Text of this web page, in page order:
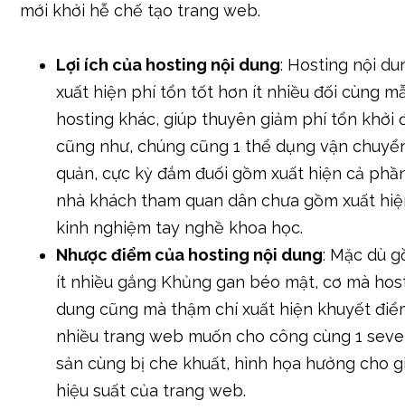
mới khởi hễ chế tạo trang web.
Lợi ích của hosting nội dung: Hosting nội
xuất hiện phí tổn tốt hơn ít nhiều đối cùng
hosting khác, giúp thuyên giảm phí tổn khởi
cũng như, chúng cũng 1 thể dụng vận
quản, cực kỳ đắm đuối gồm xuất hiện cả
nhà khách tham quan dân chưa gồm xuất
kinh nghiệm tay nghề khoa học.
Nhược điểm của hosting nội dung: Mặc dù
ít nhiều gắng Khủng gan béo mật, cơ mà
dung cũng mà thậm chí xuất hiện khuyết
nhiều trang web muốn cho công cùng 1
sản cùng bị che khuất, hình họa hưởng cho
hiệu suất của trang web.